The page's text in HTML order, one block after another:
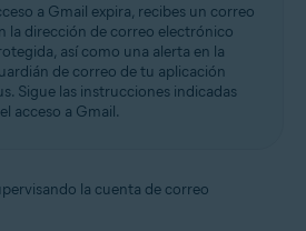
a Gmail expira, recibes un correo
la dirección de correo electrónico
así como una alerta en la
de correo de tu aplicación
Sigue las instrucciones indicadas
acceso a Gmail.
la cuenta de correo